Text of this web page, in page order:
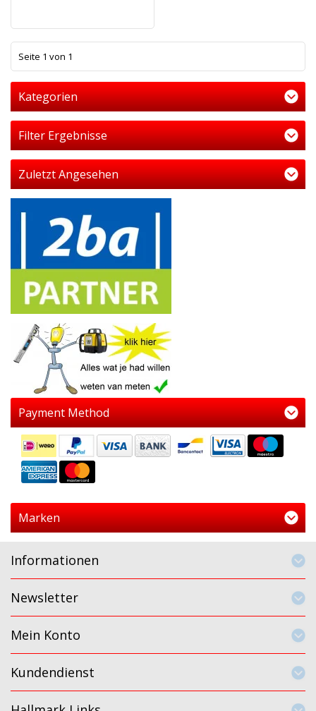
Seite 1 von 1
Kategorien
Filter Ergebnisse
Zuletzt Angesehen
Payment Method
Marken
Informationen
Newsletter
Mein Konto
Kundendienst